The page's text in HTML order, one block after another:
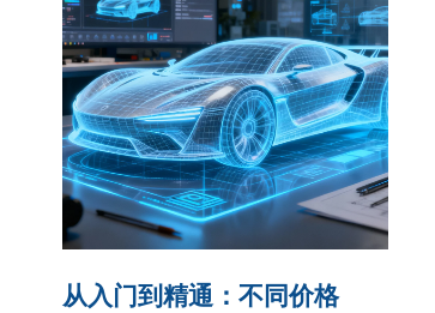
从入门到精通：不同价格